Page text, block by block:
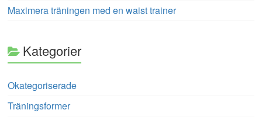
Maximera träningen med en waist trainer
Kategorier
Okategoriserade
Träningsformer